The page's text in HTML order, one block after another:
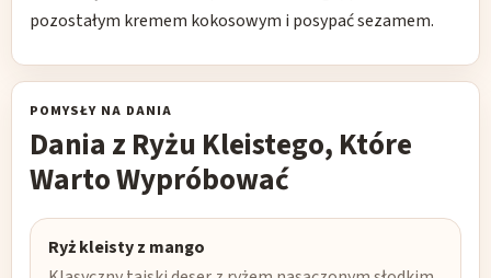
pozostałym kremem kokosowym i posypać sezamem.
POMYSŁY NA DANIA
Dania z Ryżu Kleistego, Które
Warto Wypróbować
Ryż kleisty z mango